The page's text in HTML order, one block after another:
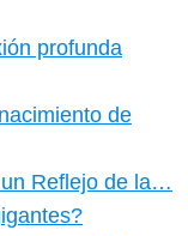
profunda
de
Reflejo de la…